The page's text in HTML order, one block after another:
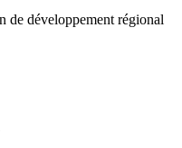
de développement régional